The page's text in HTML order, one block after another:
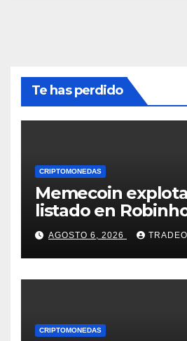
Te has perdido
CRIPTOMONEDAS
Memecoin
listado en
conoce los detalles
AGOSTO 6, 2026 TRADEO
CRIPTOMONEDAS